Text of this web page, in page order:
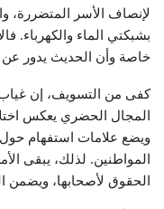
لإنصاف الأسر المتضررة،
بشبكتي الماء والكهرباء.
خاصة وأن الحديث يدور عن
كفى من التسويف، إن غياب
المجال الحضري يعكس
ويضع علامات استفهام حول
المواطنين. لذلك، يبقى
الحقوق لأصحابها، ويضمن